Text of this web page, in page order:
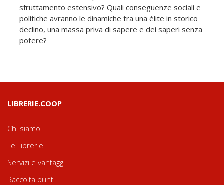
sfruttamento estensivo? Quali conseguenze sociali e
politiche avranno le dinamiche tra una élite in storico
declino, una massa priva di sapere e dei saperi senza
potere?
LIBRERIE.COOP
Chi siamo
Le Librerie
Servizi e vantaggi
Raccolta punti